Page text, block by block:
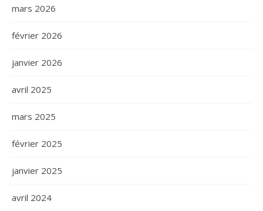
mars 2026
février 2026
janvier 2026
avril 2025
mars 2025
février 2025
janvier 2025
avril 2024